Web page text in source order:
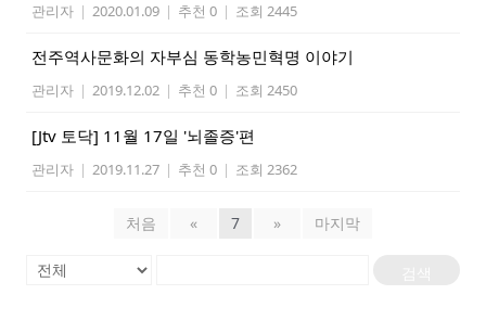
관리자 | 2020.01.09 | 추천 0 | 조회 2445
전주역사문화의 자부심 동학농민혁명 이야기
관리자 | 2019.12.02 | 추천 0 | 조회 2450
[Jtv 토닥] 11월 17일 '뇌졸증'편
관리자 | 2019.11.27 | 추천 0 | 조회 2362
처음 « 7 » 마지막